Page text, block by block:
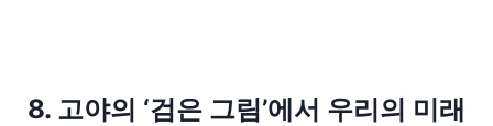
8. 고야의 ‘검은 그림’에서 우리의 미래